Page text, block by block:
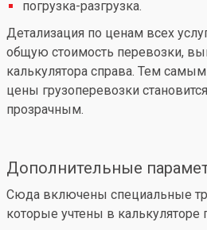
погрузка-разгрузка.
Детализация по ценам всех
общую стоимость перевозки,
калькулятора справа. Тем
цены грузоперевозки
прозрачным.
Дополнительные
Сюда включены специальные
которые учтены в калькуляторе